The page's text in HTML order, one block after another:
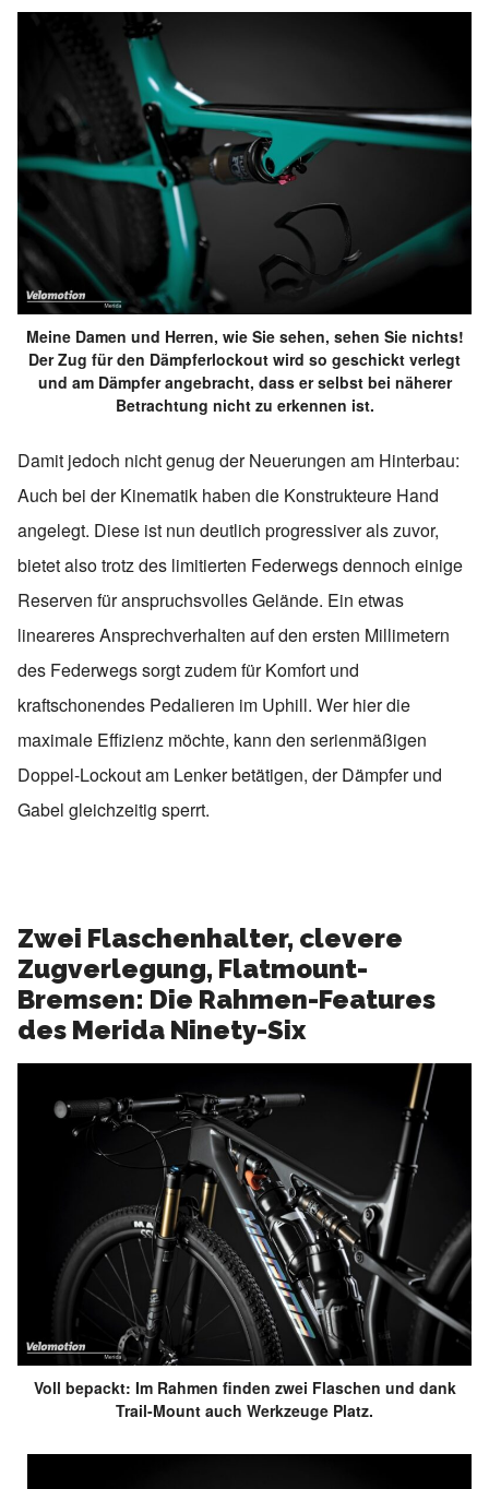
Meine Damen und Herren, wie Sie sehen, sehen Sie nichts!
Der Zug für den Dämpferlockout wird so geschickt verlegt
und am Dämpfer angebracht, dass er selbst bei näherer
Betrachtung nicht zu erkennen ist.
Damit jedoch nicht genug der Neuerungen am Hinterbau:
Auch bei der Kinematik haben die Konstrukteure Hand
angelegt. Diese ist nun deutlich progressiver als zuvor,
bietet also trotz des limitierten Federwegs dennoch einige
Reserven für anspruchsvolles Gelände. Ein etwas
lineareres Ansprechverhalten auf den ersten Millimetern
des Federwegs sorgt zudem für Komfort und
kraftschonendes Pedalieren im Uphill. Wer hier die
maximale Effizienz möchte, kann den serienmäßigen
Doppel-Lockout am Lenker betätigen, der Dämpfer und
Gabel gleichzeitig sperrt.
Zwei Flaschenhalter, clevere
Zugverlegung, Flatmount-
Bremsen: Die Rahmen-Features
des Merida Ninety-Six
Voll bepackt: Im Rahmen finden zwei Flaschen und dank
Trail-Mount auch Werkzeuge Platz.